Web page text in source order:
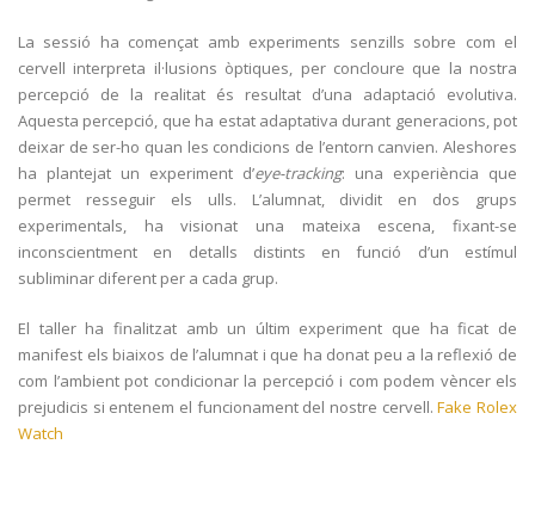
La sessió ha començat amb experiments senzills sobre com el
cervell interpreta il·lusions òptiques, per concloure que la nostra
percepció de la realitat és resultat d’una adaptació evolutiva.
Aquesta percepció, que ha estat adaptativa durant generacions, pot
deixar de ser-ho quan les condicions de l’entorn canvien. Aleshores
ha plantejat un experiment d’eye-tracking: una experiència que
permet resseguir els ulls. L’alumnat, dividit en dos grups
experimentals, ha visionat una mateixa escena, fixant-se
inconscientment en detalls distints en funció d’un estímul
subliminar diferent per a cada grup.
El taller ha finalitzat amb un últim experiment que ha ficat de
manifest els biaixos de l’alumnat i que ha donat peu a la reflexió de
com l’ambient pot condicionar la percepció i com podem vèncer els
prejudicis si entenem el funcionament del nostre cervell.Fake Rolex
Watch